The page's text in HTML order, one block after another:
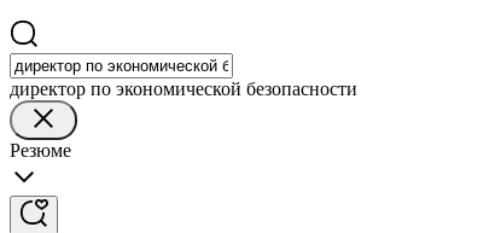
директор по экономической безопасности
Резюме